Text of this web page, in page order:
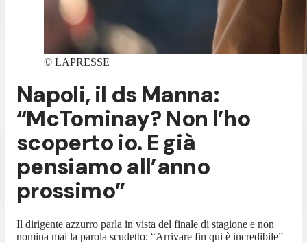
© LAPRESSE
Napoli, il ds Manna:
“McTominay? Non l’ho
scoperto io. E già
pensiamo all’anno
prossimo”
Il dirigente azzurro parla in vista del finale di stagione e non
nomina mai la parola scudetto: “Arrivare fin qui è incredibile”